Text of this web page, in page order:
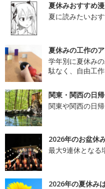
夏休みおすすめ
夏に読みたいお
夏休みの工作の
学年別に夏休み
駄なく、自由工
関東・関西の日
関東や関西の日
2026年のお盆休
最大9連休となる
2026年の夏休み